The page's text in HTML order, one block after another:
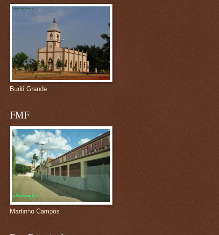
Buriti Grande
FMF
Martinho Campos